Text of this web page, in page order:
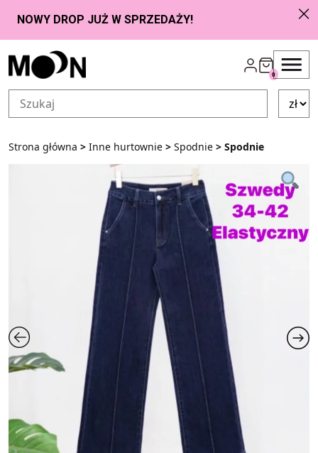
Przejdź do zawartości
0
Strona główna > Inne hurtownie > Spodnie > Spodnie